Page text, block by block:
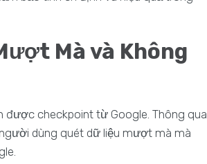
Mà và Không
được checkpoint từ Google. Thông qua
dùng quét dữ liệu mượt mà mà